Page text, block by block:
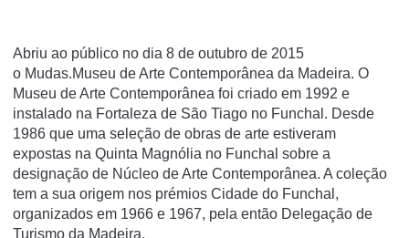
Abriu ao público no dia 8 de outubro de 2015
o Mudas.Museu de Arte Contemporânea da Madeira. O
Museu de Arte Contemporânea foi criado em 1992 e
instalado na Fortaleza de São Tiago no Funchal. Desde
1986 que uma seleção de obras de arte estiveram
expostas na Quinta Magnólia no Funchal sobre a
designação de Núcleo de Arte Contemporânea. A coleção
tem a sua origem nos prémios Cidade do Funchal,
organizados em 1966 e 1967, pela então Delegação de
Turismo da Madeira.